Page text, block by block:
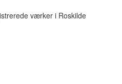
værker i Roskilde